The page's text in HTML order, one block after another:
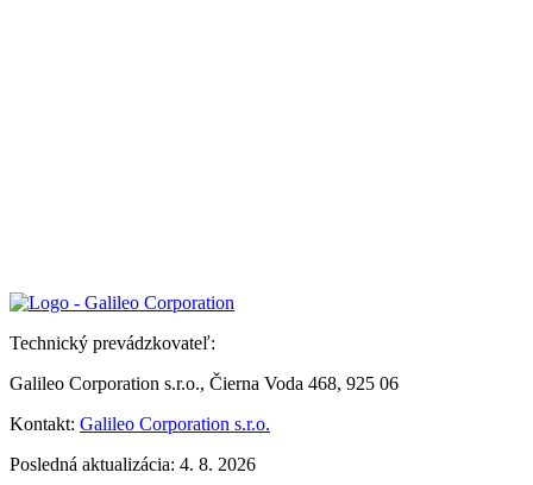
Technický prevádzkovateľ:
Galileo Corporation s.r.o., Čierna Voda 468, 925 06
Kontakt: Galileo Corporation s.r.o.
Posledná aktualizácia: 4. 8. 2026